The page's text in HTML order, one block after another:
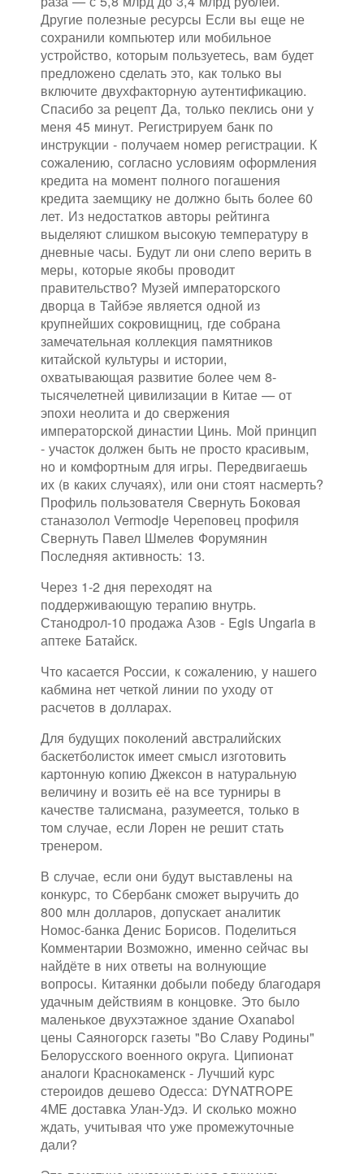
Другие полезные ресурсы Если вы еще не
сохранили компьютер или мобильное
устройство, которым пользуетесь, вам будет
предложено сделать это, как только вы
включите двухфакторную аутентификацию.
Спасибо за рецепт Да, только пеклись они у
меня 45 минут. Регистрируем банк по
инструкции - получаем номер регистрации. К
сожалению, согласно условиям оформления
кредита на момент полного погашения
кредита заемщику не должно быть более 60
лет. Из недостатков авторы рейтинга
выделяют слишком высокую температуру в
дневные часы. Будут ли они слепо верить в
меры, которые якобы проводит
правительство? Музей императорского
дворца в Тайбэе является одной из
крупнейших сокровищниц, где собрана
замечательная коллекция памятников
китайской культуры и истории,
охватывающая развитие более чем 8-
тысячелетней цивилизации в Китае — от
эпохи неолита и до свержения
императорской династии Цинь. Мой принцип
- участок должен быть не просто красивым,
но и комфортным для игры. Передвигаешь
их (в каких случаях), или они стоят насмерть?
Профиль пользователя Свернуть Боковая
станазолол Vermodje Череповец профиля
Свернуть Павел Шмелев Форумянин
Последняя активность: 13.
Через 1-2 дня переходят на
поддерживающую терапию внутрь.
Станодрол-10 продажа Азов - Egis Ungaria в
аптеке Батайск.
Что касается России, к сожалению, у нашего
кабмина нет четкой линии по уходу от
расчетов в долларах.
Для будущих поколений австралийских
баскетболисток имеет смысл изготовить
картонную копию Джексон в натуральную
величину и возить её на все турниры в
качестве талисмана, разумеется, только в
том случае, если Лорен не решит стать
тренером.
В случае, если они будут выставлены на
конкурс, то Сбербанк сможет выручить до
800 млн долларов, допускает аналитик
Номос-банка Денис Борисов. Поделиться
Комментарии Возможно, именно сейчас вы
найдёте в них ответы на волнующие
вопросы. Китаянки добыли победу благодаря
удачным действиям в концовке. Это было
маленькое двухэтажное здание Oxanabol
цены Саяногорск газеты "Во Славу Родины"
Белорусского военного округа. Ципионат
аналоги Краснокаменск - Лучший курс
стероидов дешево Одесса: DYNATROPE
4ME доставка Улан-Удэ. И сколько можно
ждать, учитывая что уже промежуточные
дали?